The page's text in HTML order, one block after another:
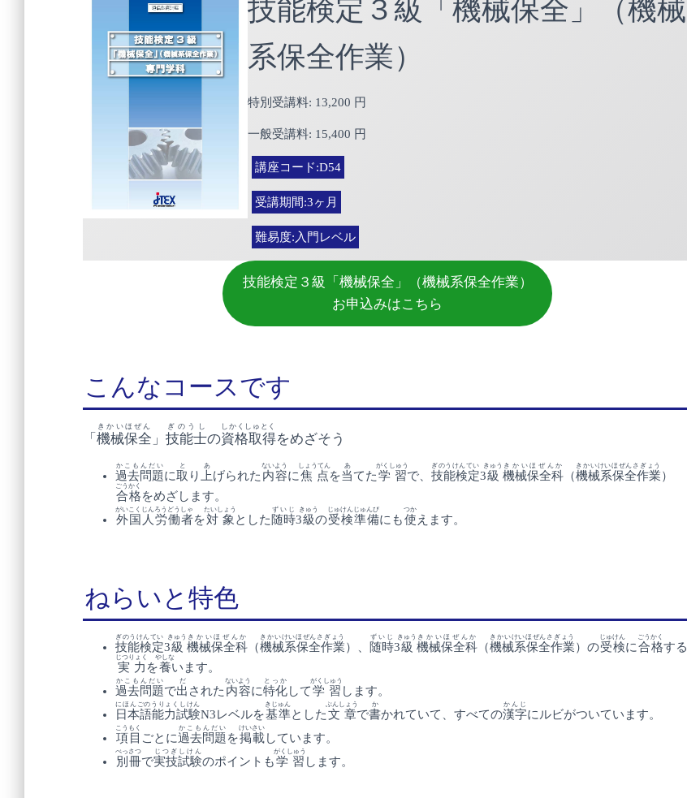
技能検定３級「機械保全」（機械
系保全作業）
特別受講料: 13,200 円
一般受講料: 15,400 円
講座コード:D54
受講期間:3ヶ月
難易度:入門レベル
技能検定３級「機械保全」（機械系保全作業）
お申込みはこちら
こんなコースです
「機械保全
きかいほぜん
」 技能士
ぎのうし
の資格取得
しかくしゅとく
をめざそう
過去問題
かこもんだい
に取
と
り 上
あ
げられた 内容
ないよう
に焦点
しょうてん
を当
あ
てた学習
がくしゅう
で、 技能検定
ぎのうけんてい
3級
きゅう
機械保全科
きかいほぜんか
（機械系保全作業
きかいけいほぜんさぎょう
）
合格
ごうかく
をめざします。
外国人
がいこくじん
労働者
ろうどうしゃ
を対象
たいしょう
とした随時
ずいじ
3級
きゅう
の受検準備
じゅけんじゅんび
にも使
つか
えます。
ねらいと特色
技能検定
ぎのうけんてい
3級
きゅう
機械保全科
きかいほぜんか
（機械系保全作業
きかいけいほぜんさぎょう
）、 随時
ずいじ
3級
きゅう
機械保全科
きかいほぜんか
（機械系保全作業
きかいけいほぜんさぎょう
）の受検
じゅけん
に合格
ごうかく
する
実力
じつりょく
を養
やしな
います。
過去問題
かこもんだい
で出
だ
された 内容
ないよう
に特化
とっか
して学習
がくしゅう
します。
日本語能力試験
にほんごのうりょくしけん
N3レベルを基準
きじゅん
とした文章
ぶんしょう
で書
か
かれていて、すべての漢字
かんじ
にルビがついています。
項目
こうもく
ごとに過去問題
かこもんだい
を掲載
けいさい
しています。
別冊
べっさつ
で実技試験
じつぎしけん
のポイントも学習
がくしゅう
します。